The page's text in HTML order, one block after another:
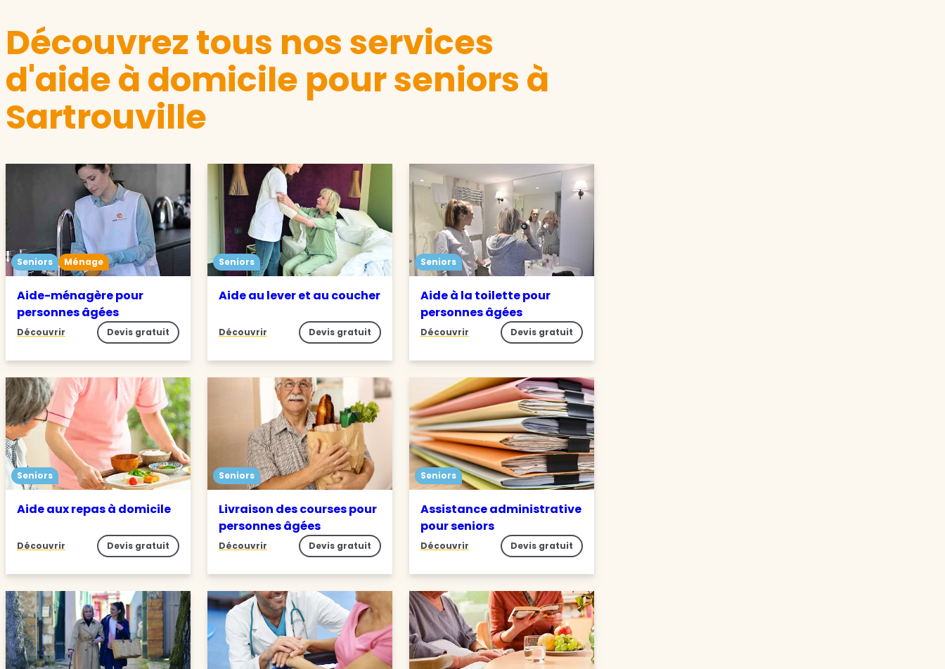
Découvrez tous nos services
d'aide à domicile pour seniors à
Sartrouville
Seniors Ménage
Aide-ménagère pour
personnes âgées
Découvrir Devis gratuit
Seniors
Aide au lever et au coucher
Découvrir Devis gratuit
Seniors
Aide à la toilette pour
personnes âgées
Découvrir Devis gratuit
Seniors
Aide aux repas à domicile
Découvrir Devis gratuit
Seniors
Livraison des courses pour
personnes âgées
Découvrir Devis gratuit
Seniors
Assistance administrative
pour seniors
Découvrir Devis gratuit